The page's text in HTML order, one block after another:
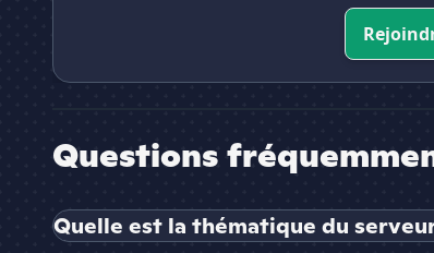
Questions
Quelle est la thématique du